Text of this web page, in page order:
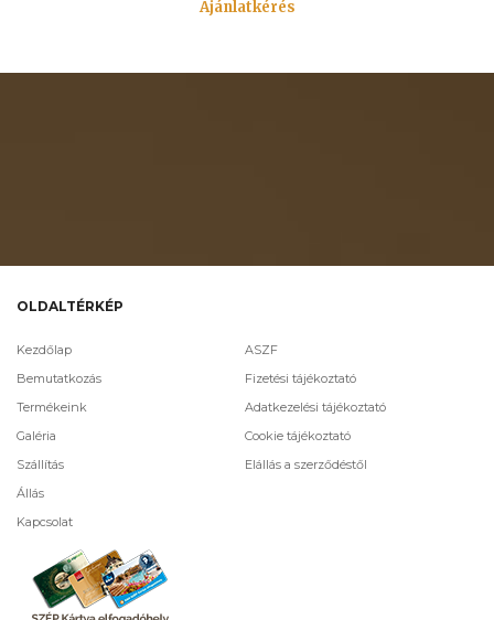
Ajánlatkérés
OLDALTÉRKÉP
Kezdőlap
Bemutatkozás
Termékeink
Galéria
Szállítás
Állás
Kapcsolat
ASZF
Fizetési tájékoztató
Adatkezelési tájékoztató
Cookie tájékoztató
Elállás a szerződéstől